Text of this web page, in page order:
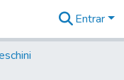
Entrar